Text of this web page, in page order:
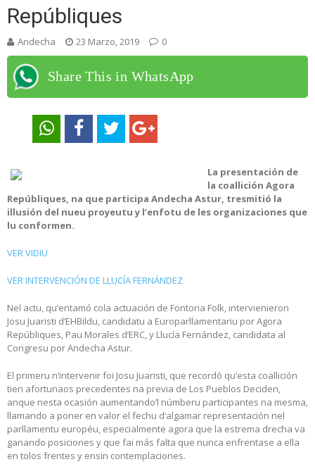
Repúbliques
Andecha 23 Marzo, 2019 0
Share This in WhatsApp
La presentación de
la coallición Agora
Repúbliques, na que participa Andecha Astur, tresmitió la
illusión del nueu proyeutu y l’enfotu de les organizaciones que
lu conformen.
VER VIDIU
VER INTERVENCIÓN DE LLUCÍA FERNÁNDEZ
Nel actu, qu’entamó cola actuación de Fontoria Folk, intervienieron
Josu Juaristi d’EHBildu, candidatu a Europarllamentariu por Agora
Repúbliques, Pau Morales d’ERC, y Llucía Fernández, candidata al
Congresu por Andecha Astur.
El primeru n’intervenir foi Josu Juaristi, que recordó qu’esta coallición
tien afortunaos precedentes na previa de Los Pueblos Deciden,
anque nesta ocasión aumentando’l númberu participantes na mesma,
llamando a poner en valor el fechu d’algamar representación nel
parllamentu européu, especialmente agora que la estrema drecha va
ganando posiciones y que fai más falta que nunca enfrentase a ella
en tolos frentes y ensin contemplaciones.